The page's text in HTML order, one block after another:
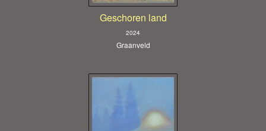
Geschoren land
2024
Graanveld